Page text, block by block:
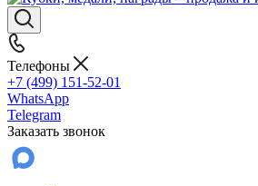
Телефоны
+7 (499) 151-52-01
WhatsApp
Telegram
Заказать звонок